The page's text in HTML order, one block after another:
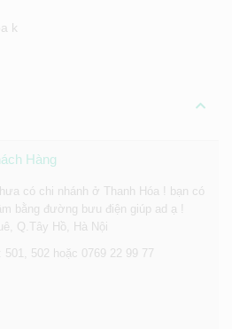
k
Hàng
có chi nhánh ở Thanh Hóa ! bạn có
bằng đường bưu điện giúp ad ạ !
Q.Tây Hồ, Hà Nội
502 hoặc 0769 22 99 77